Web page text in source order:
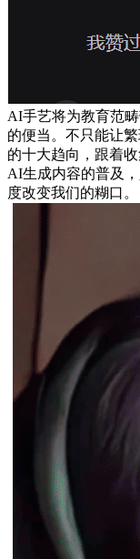
AI手艺将为教育范
的便当。不只能让
的十大趋向，跟着
AI生成内容的普及
度改变我们的糊口。